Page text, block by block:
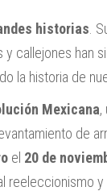
historias .
y callejones han
la historia de
Mexicana,
de
el 20 de
reeleccionismo